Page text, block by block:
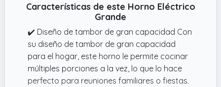
Características de este Horno Eléctrico
Grande
✔️ Diseño de tambor de gran capacidad Con
su diseño de tambor de gran capacidad
para el hogar, este horno le permite cocinar
múltiples porciones a la vez, lo que lo hace
perfecto para reuniones familiares o fiestas.